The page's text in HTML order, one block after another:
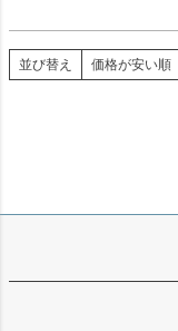
並び替え 価格が安い順